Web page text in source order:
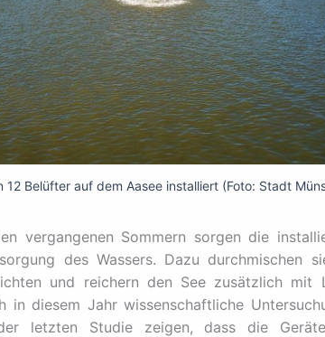
12 Belüfter auf dem Aasee installiert (Foto: Stadt
vergangenen Sommern sorgen die
des Wassers. Dazu durchmischen
und reichern den See zusätzlich mit
in diesem Jahr wissenschaftliche
letzten Studie zeigen, dass die